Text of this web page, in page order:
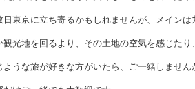
日東京に立ち寄るかもしれませんが、メインは
観光地を回るより、その土地の空気を感じた
ような旅が好きな方がいたら、ご一緒しません